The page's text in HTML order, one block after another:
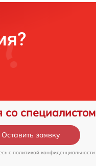
со специалистом
Оставить заявку
c политикой конфиденциальности